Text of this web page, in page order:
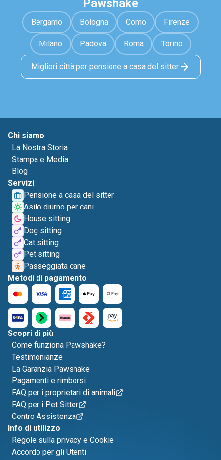
Pawshake
Bergamo Bologna Como Firenze
Milano Padova Roma Torino
Migliori città per pensione a casa del sitter
Chi siamo
La Nostra Storia
Stampa e Media
Blog
Servizi
Pensione a casa del sitter
Asilo diurno per cani
House sitting
Dog sitting
Cat sitting
Pet sitting
Passeggiata cane
Metodi di pagamento
Scopri di più
Come funziona Pawshake?
Testimonianze
La Garanzia Pawshake
Pagamenti e rimborsi
FAQ per i proprietari di animali
FAQ per i Pet Sitter
Centro Assistenza
Info di utilizzo
Regole sulla privacy e Cookie
Accordo per gli Utenti